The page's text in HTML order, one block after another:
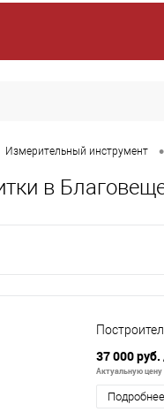
Измерительный инструмент •
в
37 000 руб.
Актуальную цену
Подробнее